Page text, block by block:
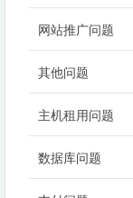
网站推广问题
其他问题
主机租用问题
数据库问题